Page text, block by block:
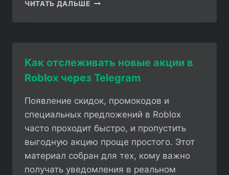
ЧИТАТЬ ДАЛЬШЕ
Как отслеживать новые акции в
Roblox через Telegram
Появление скидок, промокодов и
специальных предложений в Roblox
часто проходит быстро, и пропустить
выгодную акцию проще простого. Этот
материал собран для тех, кому важно
получать уведомления в реальном